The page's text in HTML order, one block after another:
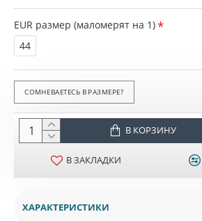
EUR размер (маломерят на 1)
44
В КОРЗИНУ
В ЗАКЛАДКИ
ХАРАКТЕРИСТИКИ
СОМНЕВАЕТЕСЬ В РАЗМЕРЕ?